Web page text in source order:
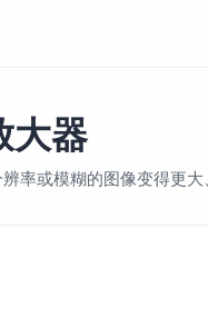
大器
率或模糊的图像变得更